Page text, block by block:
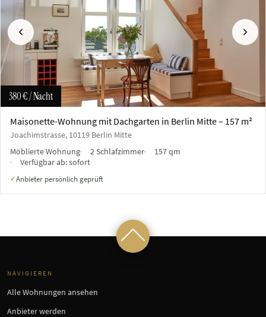
Vorherige
380 €/ Nacht
Maisonette-Wohnung mit Dachgarten in Berlin Mitte – 157 m²
Joachimstrasse, 10119 Berlin Mitte
Möblierte Wohnung
2 Schlafzimmer
157 qm
Verfügbar ab:sofort
✓Anbieter persönlich geprüft
NAVIGIEREN
Alle Wohnungen ansehen
Anbieter werden